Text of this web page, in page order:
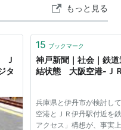
でわ。
もっと見る
Ｊ
タ
15 ブックマーク
神戸新聞｜社会｜鉄
結状態 大阪空港‐Ｊ
兵庫県と伊丹市が検討し
空港とＪＲ伊丹駅付近を
アクセス」構想が、事実